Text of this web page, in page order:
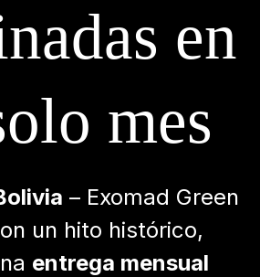
en
mes
– Exomad Green
un hito histórico,
entrega mensual